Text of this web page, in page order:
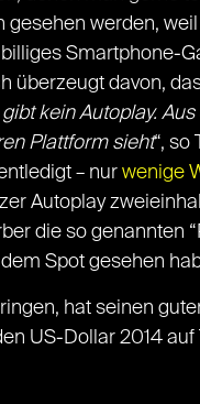
werden,
Smartphone-
davon,
kein Autoplay.
Plattform sieht“, so
– nur wenige
Autoplay
die so genannten
Spot gesehen
hat seinen
US-Dollar 2014 auf